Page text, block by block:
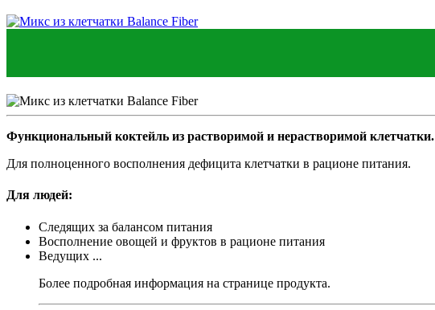
Функциональный коктейль из растворимой и нерастворимой клетчатки.
Для полноценного восполнения дефицита клетчатки в рационе питания.
Для людей:
Следящих за балансом питания
Восполнение овощей и фруктов в рационе питания
Ведущих ...
Более подробная информация на странице продукта.